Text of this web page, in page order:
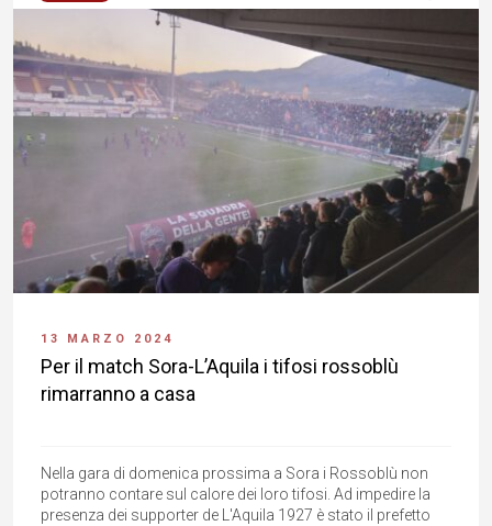
13 MARZO 2024
Per il match Sora-L’Aquila i tifosi rossoblù
rimarranno a casa
Nella gara di domenica prossima a Sora i Rossoblù non
potranno contare sul calore dei loro tifosi. Ad impedire la
presenza dei supporter de L'Aquila 1927 è stato il prefetto